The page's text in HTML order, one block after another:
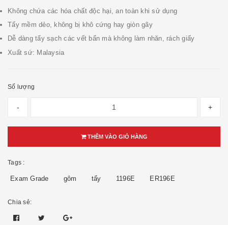
Không chứa các hóa chất độc hại, an toàn khi sử dụng
Tẩy mềm dẻo, không bị khô cứng hay giòn gãy
Dễ dàng tẩy sạch các vết bẩn mà không làm nhăn, rách giấy
Xuất sứ: Malaysia
Số lượng
- +
THÊM VÀO GIỎ HÀNG
Tags :
Exam Grade gôm tẩy 1196E ER196E
Chia sẻ: